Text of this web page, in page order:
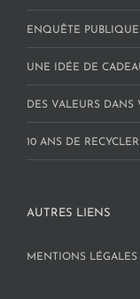
ENQUÊTE PUBLIQUE
UNE IDÉE DE
DES VALEURS
10 ANS DE
AUTRES LIENS
MENTIONS LÉGALES